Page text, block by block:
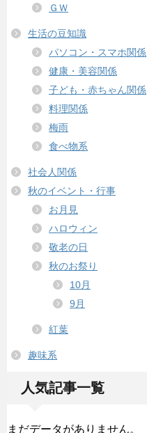
ＧＷ
生活の豆知識
パソコン・スマホ関係
健康・美容関係
子ども・赤ちゃん関係
料理関係
梅雨
食べ物系
社会人関係
秋のイベント・行事
お月見
ハロウィン
敬老の日
秋のお祭り
10月
9月
紅葉
趣味系
人気記事一覧
まだデータがありません。